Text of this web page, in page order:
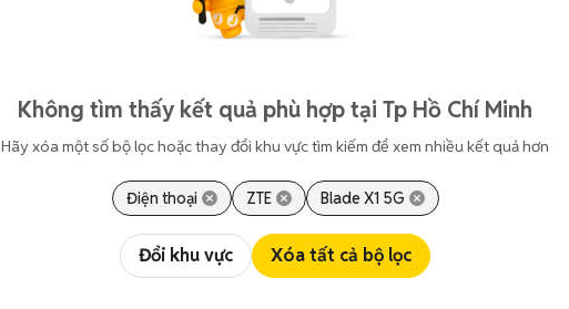
Không tìm thấy kết quả phù hợp tại Tp Hồ Chí Minh
Hãy xóa một số bộ lọc hoặc thay đổi khu vực tìm kiếm để xem nhiều kết quả hơn
Điện thoại ZTE Blade X1 5G
Đổi khu vực Xóa tất cả bộ lọc